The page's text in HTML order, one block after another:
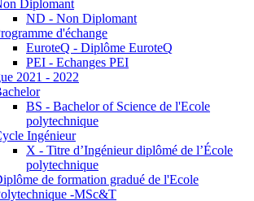
Diplomant
ND - Non Diplomant
d'échange
EuroteQ - Diplôme EuroteQ
PEI - Echanges PEI
2021 - 2022
BS - Bachelor of Science de l'Ecole
polytechnique
Ingénieur
X - Titre d’Ingénieur diplômé de l’École
polytechnique
de formation gradué de l'Ecole
-MSc&T